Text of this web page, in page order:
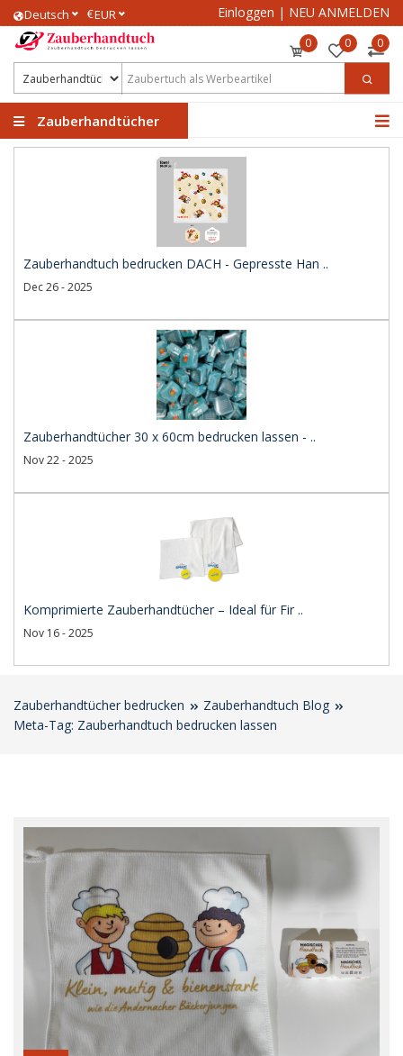
Deutsch €EUR Einloggen | NEU ANMELDEN
0 0 0
Zauberhandtücher
Zauberhandtuch bedrucken DACH - Gepresste Han ..
Dec 26 - 2025
Zauberhandtücher 30 x 60cm bedrucken lassen - ..
Nov 22 - 2025
Komprimierte Zauberhandtücher – Ideal für Fir ..
Nov 16 - 2025
Zauberhandtücher bedrucken
Zauberhandtuch Blog
Meta-Tag: Zauberhandtuch bedrucken lassen